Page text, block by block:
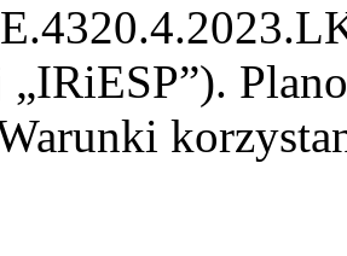
„IRiESP”).